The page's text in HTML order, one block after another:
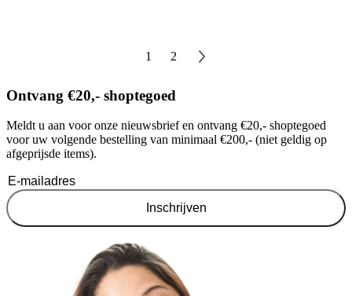
1 2
Ontvang €20,- shoptegoed
Meldt u aan voor onze nieuwsbrief en ontvang €20,- shoptegoed
voor uw volgende bestelling van minimaal €200,- (niet geldig op
afgeprijsde items).
Inschrijven